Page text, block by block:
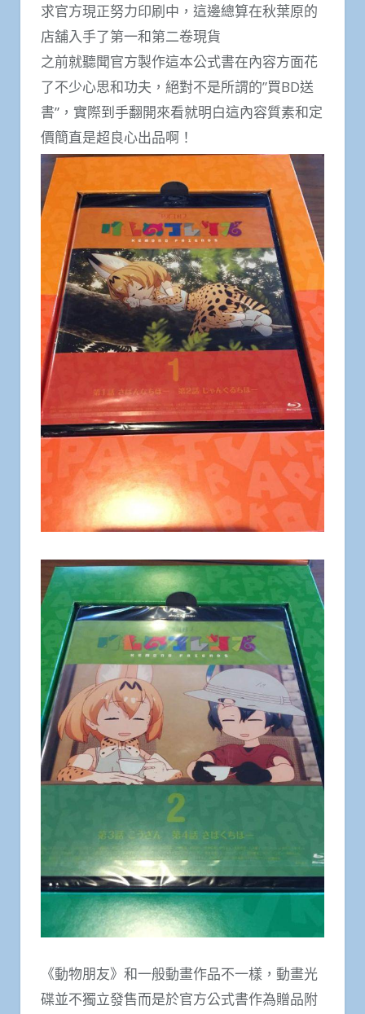
求官方現正努力印刷中，這邊總算在秋葉原的
店舖入手了第一和第二卷現貨
之前就聽聞官方製作這本公式書在內容方面花
了不少心思和功夫，絕對不是所謂的”買BD送
書”，實際到手翻開來看就明白這內容質素和定
價簡直是超良心出品啊！
《動物朋友》和一般動畫作品不一樣，動畫光
碟並不獨立發售而是於官方公式書作為贈品附